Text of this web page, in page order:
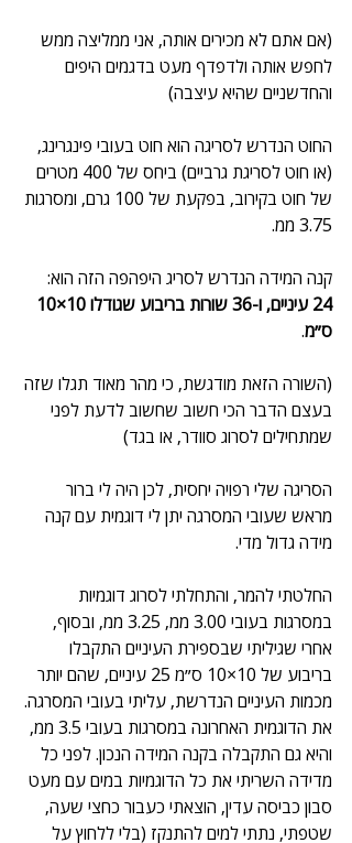
(אם אתם לא מכירים אותה, אני ממליצה ממש
לחפש אותה ולדפדף מעט בדגמים היפים
והחדשניים שהיא עיצבה)
החוט הנדרש לסריגה הוא חוט בעובי פינגרינג,
(או חוט לסריגת גרביים) ביחס של 400 מטרים
של חוט בקירוב, בפקעת של 100 גרם, ומסרגות
3.75 ממ.
קנה המידה הנדרש לסריג היפהפה הזה הוא:
ס״מ.
(השורה הזאת מודגשת, כי מהר מאוד תגלו שזה
בעצם הדבר הכי חשוב שחשוב לדעת לפני
שמתחילים לסרוג סוודר, או בגד)
הסריגה שלי רפויה יחסית, לכן היה לי ברור
מראש שעובי המסרגה יתן לי דוגמית עם קנה
מידה גדול מדי.
החלטתי להמר, והתחלתי לסרוג דוגמיות
במסרגות בעובי 3.00 ממ, 3.25 ממ, ובסוף,
אחרי שגיליתי שבספירת העיניים התקבלו
בריבוע של 10×10 ס״מ 25 עיניים, שהם יותר
מכמות העיניים הנדרשת, עליתי בעובי המסרגה.
את הדוגמית האחרונה במסרגות בעובי 3.5 ממ,
והיא גם התקבלה בקנה המידה הנכון. לפני כל
מדידה השריתי את כל הדוגמיות במים עם מעט
סבון כביסה עדין, הוצאתי כעבור כחצי שעה,
שטפתי, נתתי למים להתנקז (בלי ללחוץ על